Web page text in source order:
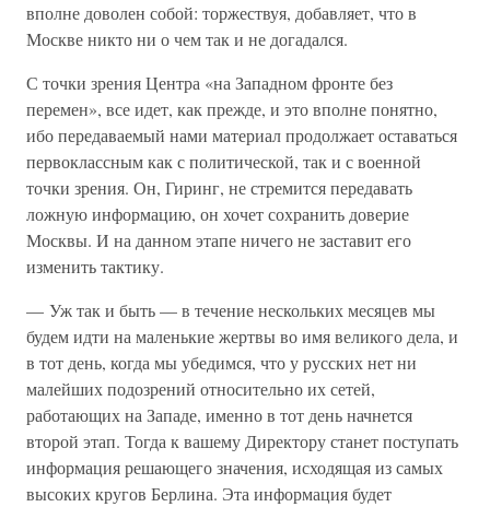
вполне доволен собой: торжествуя, добавляет, что в
Москве никто ни о чем так и не догадался.
С точки зрения Центра «на Западном фронте без
перемен», все идет, как прежде, и это вполне понятно,
ибо передаваемый нами материал продолжает оставаться
первоклассным как с политической, так и с военной
точки зрения. Он, Гиринг, не стремится передавать
ложную информацию, он хочет сохранить доверие
Москвы. И на данном этапе ничего не заставит его
изменить тактику.
— Уж так и быть — в течение нескольких месяцев мы
будем идти на маленькие жертвы во имя великого дела, и
в тот день, когда мы убедимся, что у русских нет ни
малейших подозрений относительно их сетей,
работающих на Западе, именно в тот день начнется
второй этап. Тогда к вашему Директору станет поступать
информация решающего значения, исходящая из самых
высоких кругов Берлина. Эта информация будет